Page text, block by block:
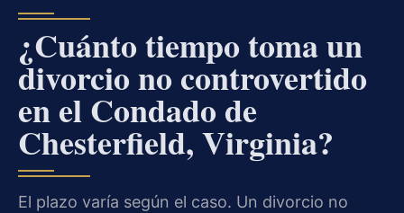
¿Cuánto tiempo toma un
divorcio no controvertido
en el Condado de
Chesterfield, Virginia?
El plazo varía según el caso. Un divorcio no